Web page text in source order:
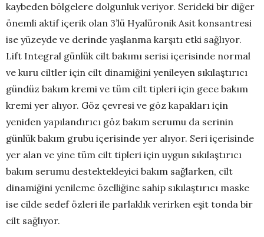
kaybeden bölgelere dolgunluk veriyor. Serideki bir diğer
önemli aktif içerik olan 3’lü Hyalüronik Asit konsantresi
ise yüzeyde ve derinde yaşlanma karşıtı etki sağlıyor.
Lift Integral günlük cilt bakımı serisi içerisinde normal
ve kuru ciltler için cilt dinamiğini yenileyen sıkılaştırıcı
gündüz bakım kremi ve tüm cilt tipleri için gece bakım
kremi yer alıyor. Göz çevresi ve göz kapakları için
yeniden yapılandırıcı göz bakım serumu da serinin
günlük bakım grubu içerisinde yer alıyor. Seri içerisinde
yer alan ve yine tüm cilt tipleri için uygun sıkılaştırıcı
bakım serumu destektekleyici bakım sağlarken, cilt
dinamiğini yenileme özelliğine sahip sıkılaştırıcı maske
ise cilde sedef özleri ile parlaklık verirken eşit tonda bir
cilt sağlıyor.